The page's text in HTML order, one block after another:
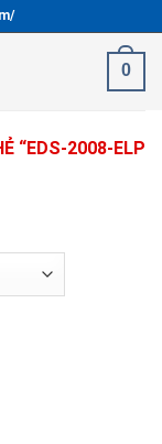
0
“EDS-2008-ELP